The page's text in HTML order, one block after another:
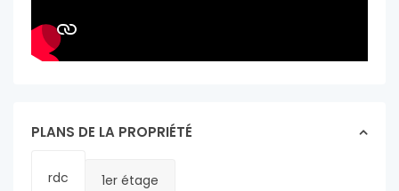
PLANS DE LA PROPRIÉTÉ
rdc 1er étage